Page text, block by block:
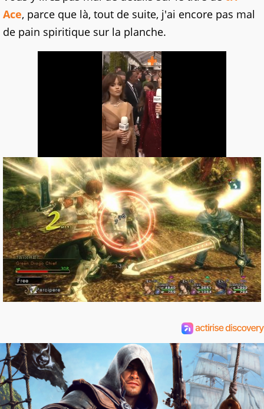
Ace, parce que là, tout de suite, j'ai encore pas mal
de pain spiritique sur la planche.